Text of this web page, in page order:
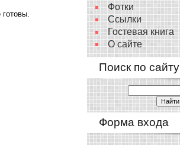
Фотки
Ссылки
Гостевая книга
О сайте
Поиск по сайту
Форма входа